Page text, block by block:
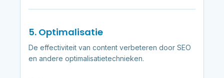
5. Optimalisatie
De effectiviteit van content verbeteren door SEO
en andere optimalisatietechnieken.